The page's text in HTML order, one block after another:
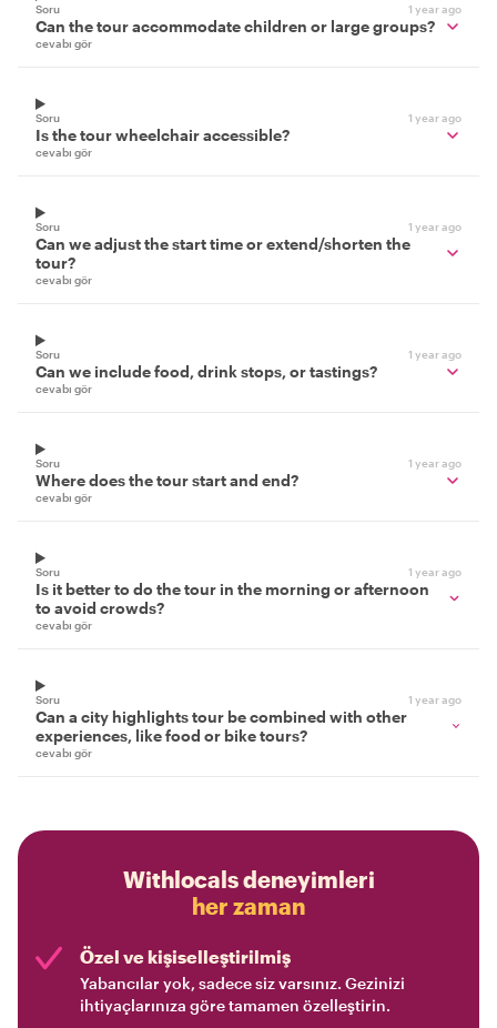
Soru 1 year ago
Can the tour accommodate children or large groups?
cevabı gör
Soru 1 year ago
Is the tour wheelchair accessible?
cevabı gör
Soru 1 year ago
Can we adjust the start time or extend/shorten the
tour?
cevabı gör
Soru 1 year ago
Can we include food, drink stops, or tastings?
cevabı gör
Soru 1 year ago
Where does the tour start and end?
cevabı gör
Soru 1 year ago
Is it better to do the tour in the morning or afternoon
to avoid crowds?
cevabı gör
Soru 1 year ago
Can a city highlights tour be combined with other
experiences, like food or bike tours?
cevabı gör
Withlocals deneyimleri
her zaman
Özel ve kişiselleştirilmiş
Yabancılar yok, sadece siz varsınız. Gezinizi
ihtiyaçlarınıza göre tamamen özelleştirin.